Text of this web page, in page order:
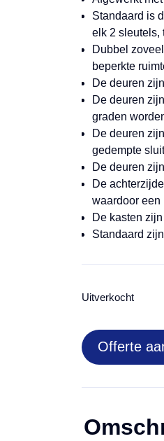
Standaard is
elk 2 sleutels,
Dubbel
beperkte
De deuren
De deuren
graden
De deuren
gedempte
De deuren
De
waardoor een
De kasten
Standaard
Uitverkocht
Offerte